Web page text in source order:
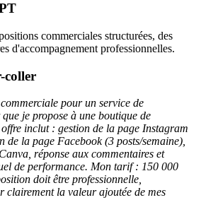
commerciales structurées, des
d'accompagnement professionnelles.
coller
pour un service de
je propose à une boutique de
inclut : gestion de la page Instagram
de la page Facebook (3 posts/semaine),
réponse aux commentaires et
de performance. Mon tarif : 150 000
doit être professionnelle,
clairement la valeur ajoutée de mes